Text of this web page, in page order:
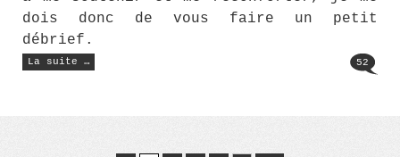
dois donc de vous faire un petit
débrief.
La suite …
« Des
nouvelles
52